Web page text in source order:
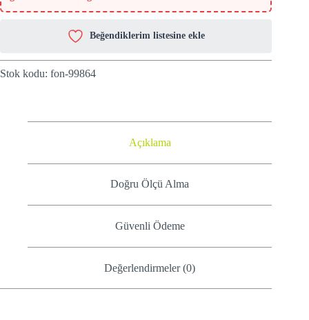
Beğendiklerim listesine ekle
Stok kodu: fon-99864
Açıklama
Doğru Ölçü Alma
Güvenli Ödeme
Değerlendirmeler (0)